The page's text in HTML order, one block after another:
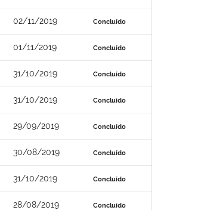
02/11/2019 Concluído
01/11/2019 Concluído
31/10/2019 Concluído
31/10/2019 Concluído
29/09/2019 Concluído
30/08/2019 Concluído
31/10/2019 Concluído
28/08/2019 Concluído